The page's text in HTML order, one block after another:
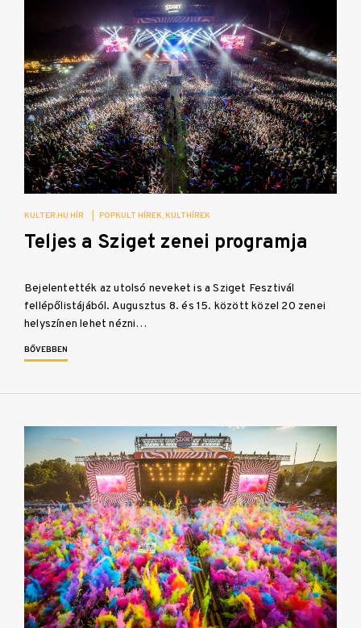
KULTER.HU HÍR POPKULT HÍREK KULTHÍREK
Teljes a Sziget zenei programja
Bejelentették az utolsó neveket is a Sziget Fesztivál
fellépőlistájából. Augusztus 8. és 15. között közel 20 zenei
helyszínen lehet nézni…
BŐVEBBEN